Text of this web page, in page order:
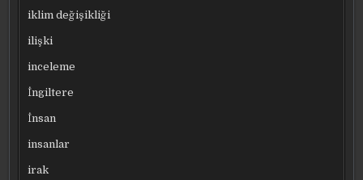
iklim değişikliği
ilişki
inceleme
İngiltere
İnsan
insanlar
irak